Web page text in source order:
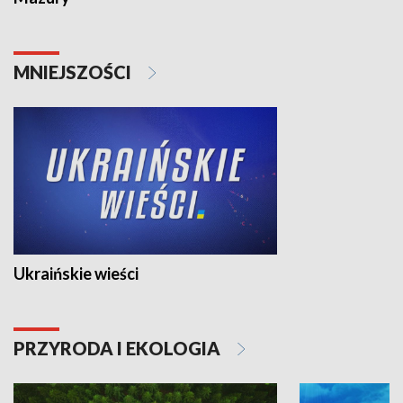
MNIEJSZOŚCI
Ukraińskie wieści
PRZYRODA I EKOLOGIA